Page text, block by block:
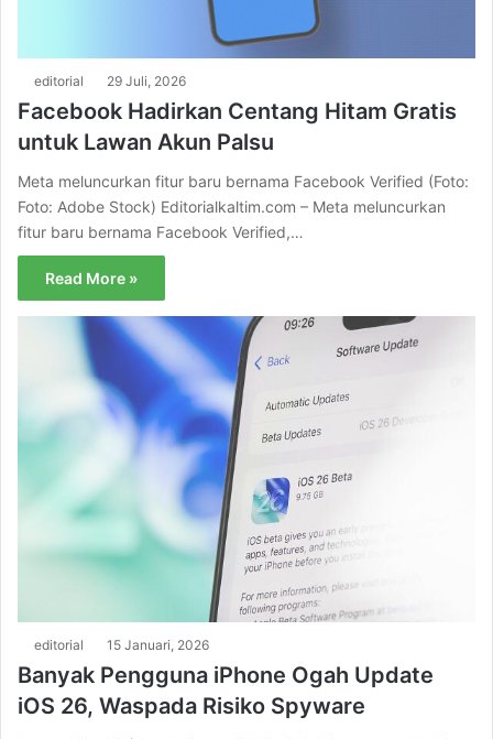
editorial 29 Juli, 2026
Facebook Hadirkan Centang Hitam Gratis
untuk Lawan Akun Palsu
Meta meluncurkan fitur baru bernama Facebook Verified (Foto:
Foto: Adobe Stock) Editorialkaltim.com – Meta meluncurkan
fitur baru bernama Facebook Verified,…
Read More »
editorial 15 Januari, 2026
Banyak Pengguna iPhone Ogah Update
iOS 26, Waspada Risiko Spyware